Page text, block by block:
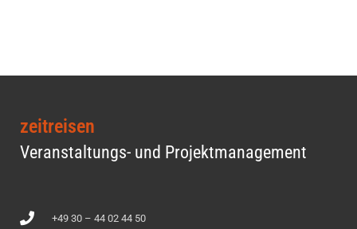
zeitreisen
Veranstaltungs- und Projektmanagement
+49 30 – 44 02 44 50